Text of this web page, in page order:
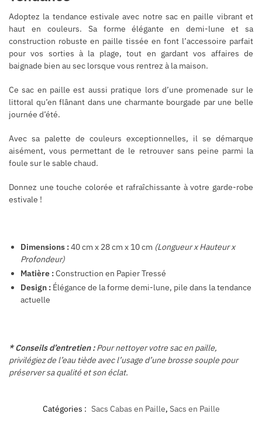
Adoptez la tendance estivale avec notre sac en paille vibrant et
haut en couleurs. Sa forme élégante en demi-lune et sa
construction robuste en paille tissée en font l’accessoire parfait
pour vos sorties à la plage, tout en gardant vos affaires de
baignade bien au sec lorsque vous rentrez à la maison.
Ce sac en paille est aussi pratique lors d’une promenade sur le
littoral qu’en flânant dans une charmante bourgade par une belle
journée d’été.
Avec sa palette de couleurs exceptionnelles, il se démarque
aisément, vous permettant de le retrouver sans peine parmi la
foule sur le sable chaud.
Donnez une touche colorée et rafraîchissante à votre garde-robe
estivale !
Dimensions :40 cm x 28 cm x 10 cm (Longueur x Hauteur x
Profondeur)
Matière :Construction en Papier Tressé
Design : Élégance de la forme demi-lune, pile dans la tendance
actuelle
* Conseils d’entretien :Pour nettoyer votre sac en paille,
privilégiez de l’eau tiède avec l’usage d’une brosse souple pour
préserver sa qualité et son éclat.
Catégories : Sacs Cabas en Paille, Sacs en Paille